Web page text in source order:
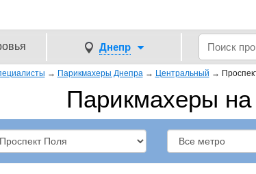
Днепр
→ Парикмахеры Днепра → Центральный →
Парикмахеры на